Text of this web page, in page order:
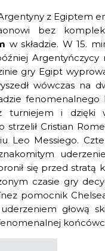
z Egiptem
bez
w składzie. W 15.
Argentyńczycy
gry Egipt
wówczas na
turniejem i dzięki
strzelił Cristian
Leo Messiego.
się przed stratą
czasie gry
pomocnik
głową